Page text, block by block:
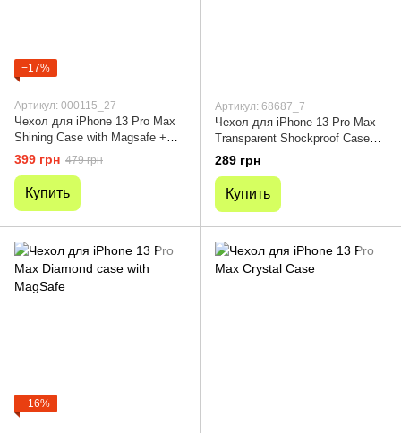
−17%
Артикул: 000115_27
Чехол для iPhone 13 Pro Max
Shining Case with Magsafe +
стекло на камеру Mint
399 грн 479 грн
Купить
Артикул: 68687_7
Чехол для iPhone 13 Pro Max
Transparent Shockproof Case
Lucky
289 грн
Купить
−16%